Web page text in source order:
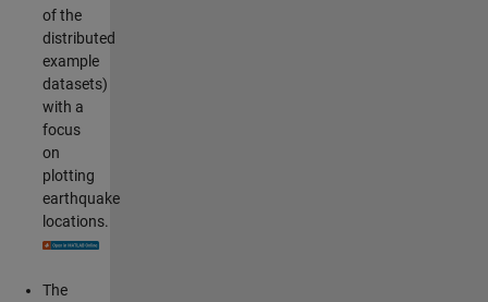
of the
distributed
example
datasets)
with a
focus
on
plotting
earthquake
locations.
The